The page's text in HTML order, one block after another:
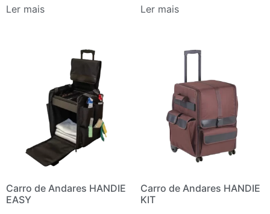
Ler mais Ler mais
Carro de Andares HANDIE
EASY
Carro de Andares HANDIE
KIT